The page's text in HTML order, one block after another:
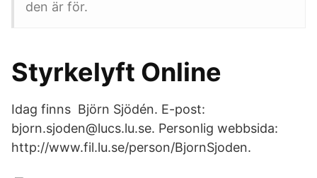
den är för.
Styrkelyft Online
Idag finns Björn Sjödén. E-post:
bjorn.sjoden@lucs.lu.se. Personlig webbsida:
http://www.fil.lu.se/person/BjornSjoden.